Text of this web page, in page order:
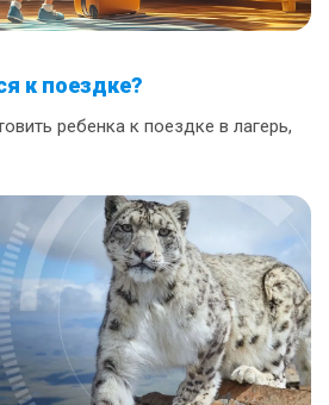
к поездке?
ребенка к поездке в лагерь,